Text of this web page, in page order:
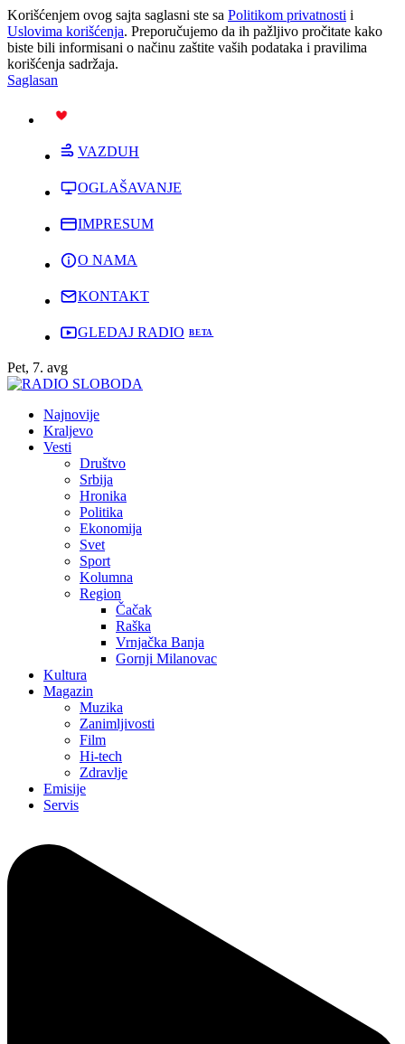
Korišćenjem ovog sajta saglasni ste sa Politikom privatnosti i
Uslovima korišćenja. Preporučujemo da ih pažljivo pročitate kako
biste bili informisani o načinu zaštite vaših podataka i pravilima
korišćenja sadržaja.
Saglasan
VAZDUH
OGLAŠAVANJE
IMPRESUM
O NAMA
KONTAKT
GLEDAJ RADIO
Pet, 7. avg
Najnovije
Kraljevo
Vesti
Društvo
Srbija
Hronika
Politika
Ekonomija
Svet
Sport
Kolumna
Region
Čačak
Raška
Vrnjačka Banja
Gornji Milanovac
Kultura
Magazin
Muzika
Zanimljivosti
Film
Hi-tech
Zdravlje
Emisije
Servis